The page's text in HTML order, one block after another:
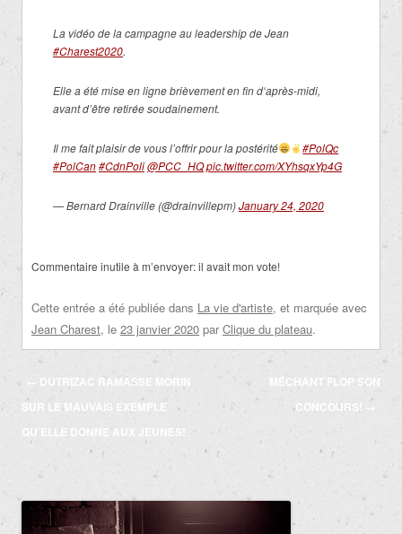
La vidéo de la campagne au leadership de Jean
#Charest2020.
Elle a été mise en ligne brièvement en fin d‘après-midi,
avant d’être retirée soudainement.
Il me fait plaisir de vous l’offrir pour la postérité
#PolQc
#PolCan#CdnPoli@PCC_HQ⁩pic.twitter.com/XYhsqxYp4G
— Bernard Drainville (@drainvillepm)January 24, 2020
Commentaire inutile à m’envoyer: il avait mon vote!
Cette entrée a été publiée dans La vie d'artiste, et marquée avec
Jean Charest, le 23 janvier 2020 par Clique du plateau.
Navigation
des
articles
← DUTRIZAC RAMASSE MORIN
SUR LE MAUVAIS EXEMPLE
QU’ELLE DONNE AUX JEUNES!
MÉCHANT FLOP SON
CONCOURS! →